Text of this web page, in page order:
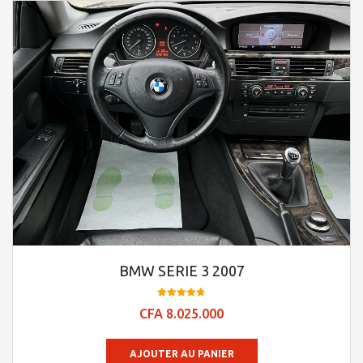
BMW SERIE 3 2007
4.78
CFA 8.025.000
AJOUTER AU PANIER